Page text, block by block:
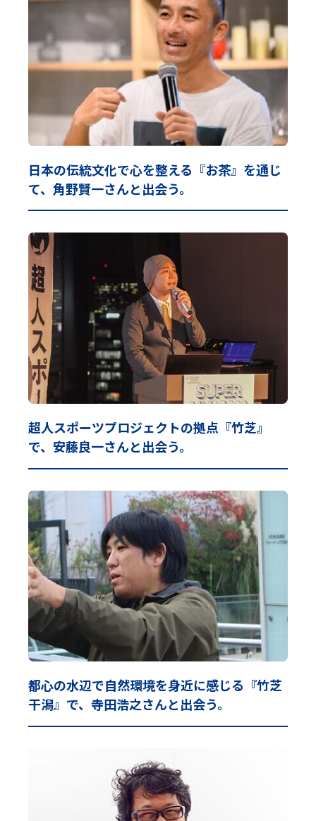
日本の伝統文化で心を整える『お茶』を通じ
て、角野賢一さんと出会う。
超人スポーツプロジェクトの拠点『竹芝』
で、安藤良一さんと出会う。
都心の水辺で自然環境を身近に感じる『竹芝
干潟』で、寺田浩之さんと出会う。